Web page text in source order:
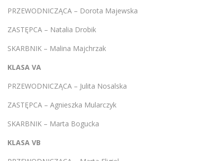
PRZEWODNICZĄCA – Dorota Majewska
ZASTĘPCA – Natalia Drobik
SKARBNIK – Malina Majchrzak
KLASA VA
PRZEWODNICZĄCA – Julita Nosalska
ZASTĘPCA – Agnieszka Mularczyk
SKARBNIK – Marta Bogucka
KLASA VB